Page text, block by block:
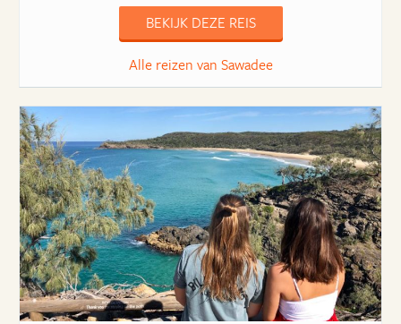
BEKIJK DEZE REIS
Alle reizen van Sawadee